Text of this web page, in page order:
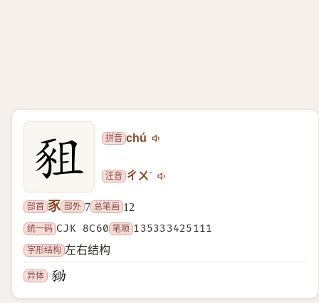
拼音 chú
注音 ㄔㄨˊ
部首 豕 部外 7 总笔画 12
统一码 CJK 8C60 笔顺 135333425111
字形结构 左右结构
异体